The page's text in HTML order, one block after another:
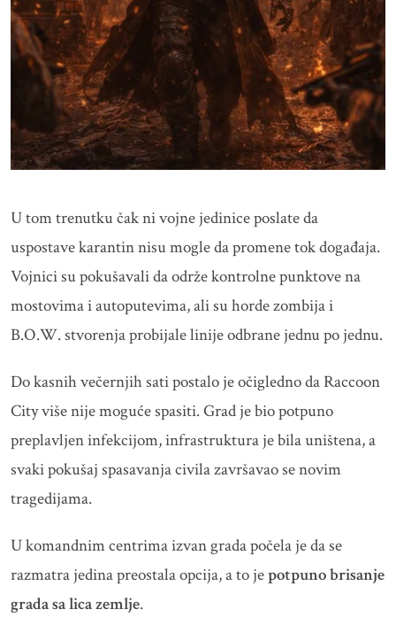
U tom trenutku čak ni vojne jedinice poslate da
uspostave karantin nisu mogle da promene tok događaja.
Vojnici su pokušavali da održe kontrolne punktove na
mostovima i autoputevima, ali su horde zombija i
B.O.W. stvorenja probijale linije odbrane jednu po jednu.
Do kasnih večernjih sati postalo je očigledno da Raccoon
City više nije moguće spasiti. Grad je bio potpuno
preplavljen infekcijom, infrastruktura je bila uništena, a
svaki pokušaj spasavanja civila završavao se novim
tragedijama.
U komandnim centrima izvan grada počela je da se
razmatra jedina preostala opcija, a to jepotpuno brisanje
grada sa lica zemlje.